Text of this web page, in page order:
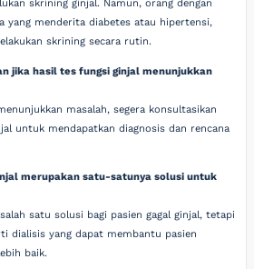
skrining ginjal. Namun, orang dengan
yang menderita diabetes atau hipertensi,
skrining secara rutin.
jika hasil tes fungsi ginjal menunjukkan
masalah, segera konsultasikan
untuk mendapatkan diagnosis dan rencana
merupakan satu-satunya solusi untuk
satu solusi bagi pasien gagal ginjal, tetapi
dialisis yang dapat membantu pasien
baik.